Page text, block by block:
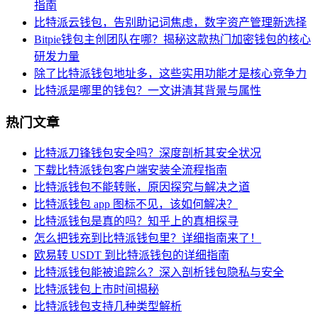
指南
比特派云钱包，告别助记词焦虑，数字资产管理新选择
Bitpie钱包主创团队在哪？揭秘这款热门加密钱包的核心
研发力量
除了比特派钱包地址多，这些实用功能才是核心竞争力
比特派是哪里的钱包？一文讲清其背景与属性
热门文章
比特派刀锋钱包安全吗？深度剖析其安全状况
下载比特派钱包客户端安装全流程指南
比特派钱包不能转账，原因探究与解决之道
比特派钱包 app 图标不见，该如何解决？
比特派钱包是真的吗？知乎上的真相探寻
怎么把钱充到比特派钱包里？详细指南来了！
欧易转 USDT 到比特派钱包的详细指南
比特派钱包能被追踪么？深入剖析钱包隐私与安全
比特派钱包上市时间揭秘
比特派钱包支持几种类型解析